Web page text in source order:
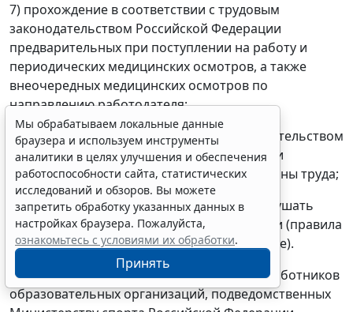
7) прохождение в соответствии с трудовым
законодательством Российской Федерации
предварительных при поступлении на работу и
периодических медицинских осмотров, а также
внеочередных медицинских осмотров по
направлению работодателя;
8) прохождение в установленном законодательством
Российской Федерации порядке обучения и
проверки знаний и навыков в области охраны труда;
9) соблюдение устава организации, не нарушать
локальные нормативные акты организации (правила
внутреннего трудового распорядка и другие).
3.5.7. Особенности регулирования труда работников
образовательных организаций, подведомственных
Мы обрабатываем локальные данные
браузера и используем инструменты
аналитики в целях улучшения и обеспечения
работоспособности сайта, статистических
исследований и обзоров. Вы можете
запретить обработку указанных данных в
настройках браузера. Пожалуйста,
ознакомьтесь с условиями их обработки.
Принять